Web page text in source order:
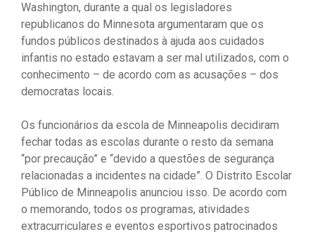
Washington, durante a qual os legisladores
republicanos do Minnesota argumentaram que os
fundos públicos destinados à ajuda aos cuidados
infantis no estado estavam a ser mal utilizados, com o
conhecimento – de acordo com as acusações – dos
democratas locais.
Os funcionários da escola de Minneapolis decidiram
fechar todas as escolas durante o resto da semana
“por precaução” e “devido a questões de segurança
relacionadas a incidentes na cidade”. O Distrito Escolar
Público de Minneapolis anunciou isso. De acordo com
o memorando, todos os programas, atividades
extracurriculares e eventos esportivos patrocinados